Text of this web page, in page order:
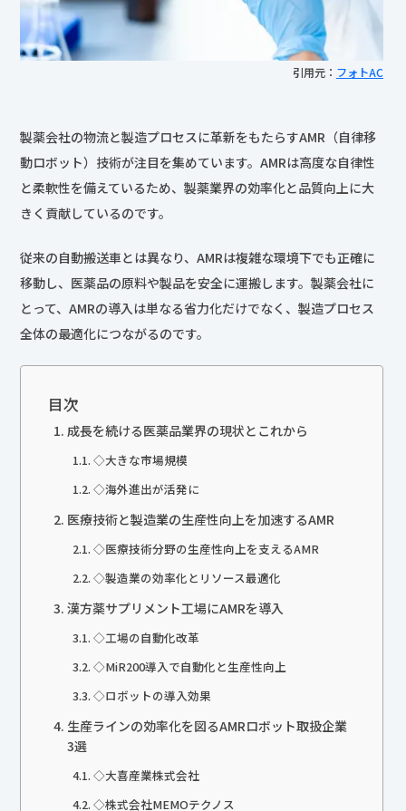
引用元： フォトAC
製薬会社の物流と製造プロセスに革新をもたらすAMR（自律移
動ロボット）技術が注目を集めています。AMRは高度な自律性
と柔軟性を備えているため、製薬業界の効率化と品質向上に大
きく貢献しているのです。
従来の自動搬送車とは異なり、AMRは複雑な環境下でも正確に
移動し、医薬品の原料や製品を安全に運搬します。製薬会社に
とって、AMRの導入は単なる省力化だけでなく、製造プロセス
全体の最適化につながるのです。
目次
成長を続ける医薬品業界の現状とこれから
◇大きな市場規模
◇海外進出が活発に
医療技術と製造業の生産性向上を加速するAMR
◇医療技術分野の生産性向上を支えるAMR
◇製造業の効率化とリソース最適化
漢方薬サプリメント工場にAMRを導入
◇工場の自動化改革
◇MiR200導入で自動化と生産性向上
◇ロボットの導入効果
生産ラインの効率化を図るAMRロボット取扱企業
3選
◇大喜産業株式会社
◇株式会社MEMOテクノス